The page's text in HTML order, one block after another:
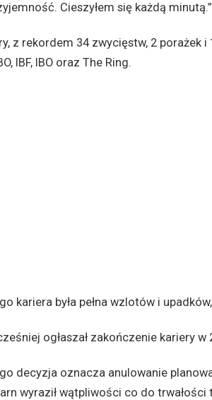
Cieszyłem się każdą minutą.”
z rekordem 34 zwycięstw, 2 porażek
IBF, IBO oraz The Ring.
kariera była pełna wzlotów i
ogłaszał zakończenie kariery w
decyzja oznacza anulowanie
wyraził wątpliwości co do